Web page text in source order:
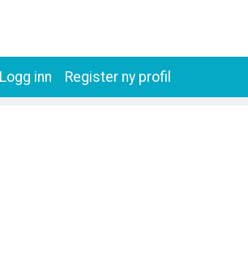
Register ny profil
Logg inn